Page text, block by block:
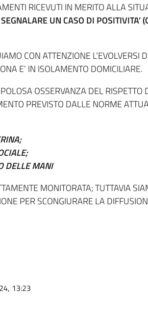
RICEVUTI IN MERITO ALLA
UN CASO DI POSITIVITA’
CON ATTENZIONE L’EVOLVERSI
E’ IN ISOLAMENTO DOMICILIARE.
OSSERVANZA DEL RISPETTO
PREVISTO DALLE NORME
DELLE MANI
MONITORATA; TUTTAVIA
PER SCONGIURARE LA
13:23